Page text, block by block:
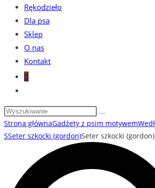
Rękodzieło
Dla psa
Sklep
O nas
Kontakt
0
website
search
Strona głównaGadżety z psim motywem
SSeter szkocki (gordon)Seter szkocki